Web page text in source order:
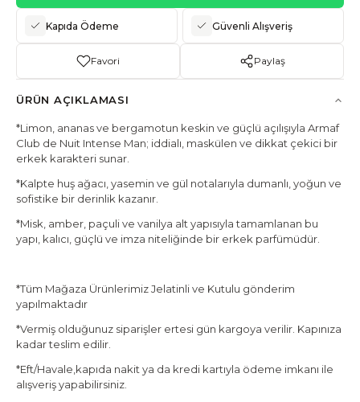
Kapıda Ödeme Güvenli Alışveriş
Favori Paylaş
ÜRÜN AÇIKLAMASI
*Limon, ananas ve bergamotun keskin ve güçlü açılışıyla Armaf
Club de Nuit Intense Man; iddialı, maskülen ve dikkat çekici bir
erkek karakteri sunar.
*Kalpte huş ağacı, yasemin ve gül notalarıyla dumanlı, yoğun ve
sofistike bir derinlik kazanır.
*Misk, amber, paçuli ve vanilya alt yapısıyla tamamlanan bu
yapı, kalıcı, güçlü ve imza niteliğinde bir erkek parfümüdür.
*Tüm Mağaza Ürünlerimiz Jelatinli ve Kutulu gönderim
yapılmaktadır
*Vermiş olduğunuz siparişler ertesi gün kargoya verilir. Kapınıza
kadar teslim edilir.
*Eft/Havale,kapıda nakit ya da kredi kartıyla ödeme imkanı ile
alışveriş yapabilirsiniz.